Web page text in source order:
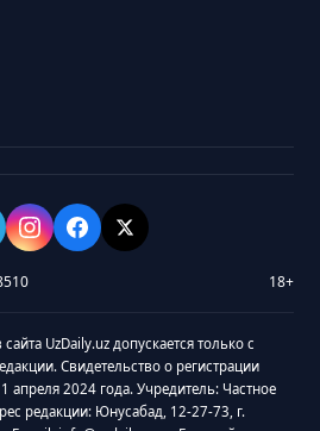
18+
UzDaily.uz допускается только с
Свидетельство о регистрации
2024 года. Учредитель: Частное
редакции: Юнусабад, 12-27-73, г.